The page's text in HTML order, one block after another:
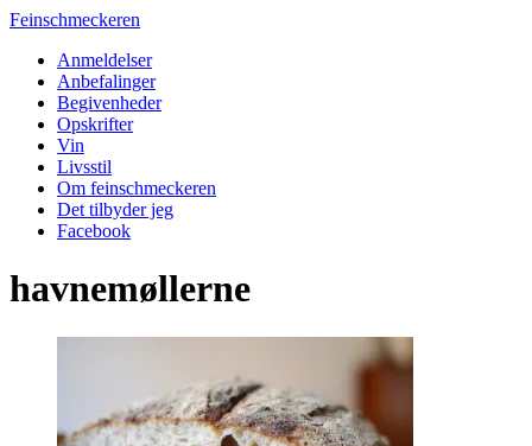
Feinschmeckeren
Anmeldelser
Anbefalinger
Begivenheder
Opskrifter
Vin
Livsstil
Om feinschmeckeren
Det tilbyder jeg
Facebook
havnemøllerne